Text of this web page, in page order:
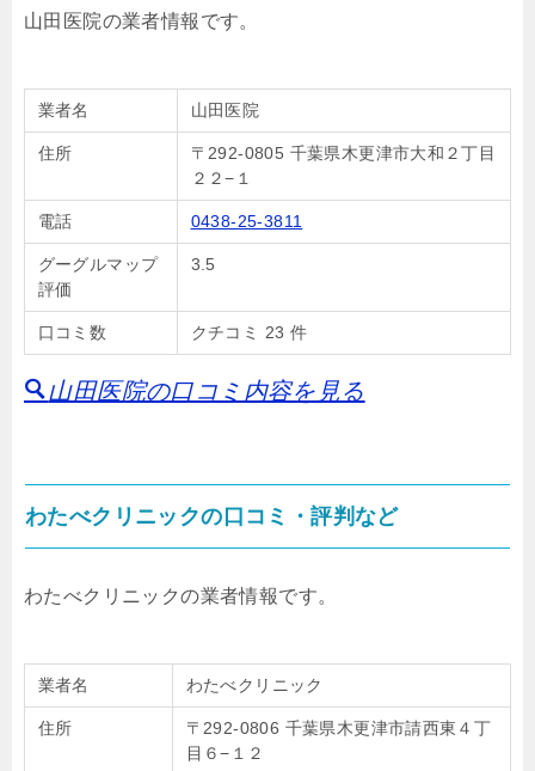
山田医院の業者情報です。
業者名 山田医院
住所
〒292-0805 千葉県木更津市大和２丁目
２２−１
電話 0438-25-3811
グーグルマップ
評価
3.5
口コミ数 クチコミ 23 件
山田医院の口コミ内容を見る
わたべクリニックの口コミ・評判など
わたべクリニックの業者情報です。
業者名 わたべクリニック
住所
〒292-0806 千葉県木更津市請西東４丁
目６−１２